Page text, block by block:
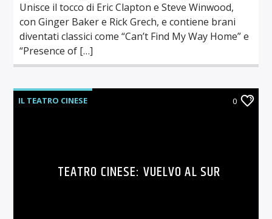
Unisce il tocco di Eric Clapton e Steve Winwood,
con Ginger Baker e Rick Grech, e contiene brani
diventati classici come “Can’t Find My Way Home” e
“Presence of […]
IL TEATRO CINESE 0
TEATRO CINESE: VUELVO AL SUR